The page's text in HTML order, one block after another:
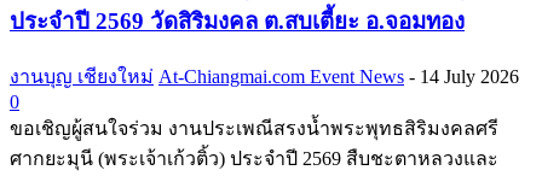
ประจำปี 2569 วัดสิริมงคล ต.สบเตี้ยะ อ.จอมทอง
งานบุญ เชียงใหม่ At-Chiangmai.com Event News - 14 July 2026
0
ขอเชิญผู้สนใจร่วม งานประเพณีสรงน้ำพระพุทธสิริมงคลศรี
ศากยะมุนี (พระเจ้าเก้วติ้ว) ประจำปี 2569 สืบชะตาหลวงและ